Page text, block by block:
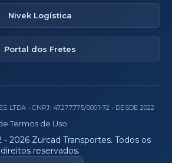
Nivek Logística
Portal dos Fretes
LTDA • CNPJ: 47.277.775/0001-72 • DESDE 2022
·Termos de Uso
2026 Zurcad Transportes. Todos os
direitos reservados.